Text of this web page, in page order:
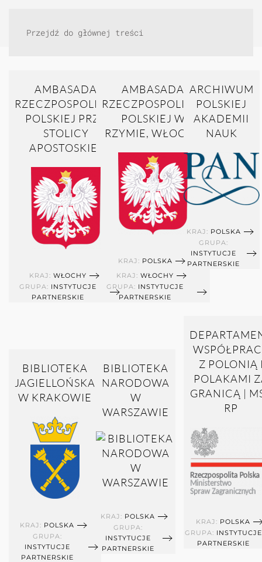
Przejdź do głównej treści
AMBASADA
RZECZPOSPOLITEJ
POLSKIEJ PRZY
STOLICY
APOSTOSKIEJ
KRAJ: WŁOCHY
GRUPA: INSTYTUCJE
PARTNERSKIE
BIBLIOTEKA
JAGIELLOŃSKA
W KRAKOWIE
KRAJ: POLSKA
GRUPA:
INSTYTUCJE
PARTNERSKIE
AMBASADA
RZECZPOSPOLITEJ
POLSKIEJ W
RZYMIE, WŁOCHY
KRAJ: POLSKA
KRAJ:WŁOCHY
GRUPA: INSTYTUCJE
PARTNERSKIE
BIBLIOTEKA
NARODOWA
W
WARSZAWIE
KRAJ: POLSKA
GRUPA:
INSTYTUCJE
PARTNERSKIE
ARCHIWUM
POLSKIEJ
AKADEMII
NAUK
KRAJ: POLSKA
GRUPA:
INSTYTUCJE
PARTNERSKIE
Z POLONIĄ
POLAKAMI
GRANICĄ |
RP
KRAJ: POLSKA
GRUPA: INSTYTUCJE
PARTNERSKIE